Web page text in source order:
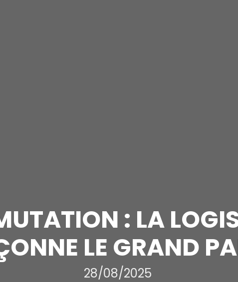
: LA
LE GRAND
28/08/2025